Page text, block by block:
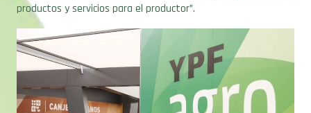
productos y servicios para el productor”.